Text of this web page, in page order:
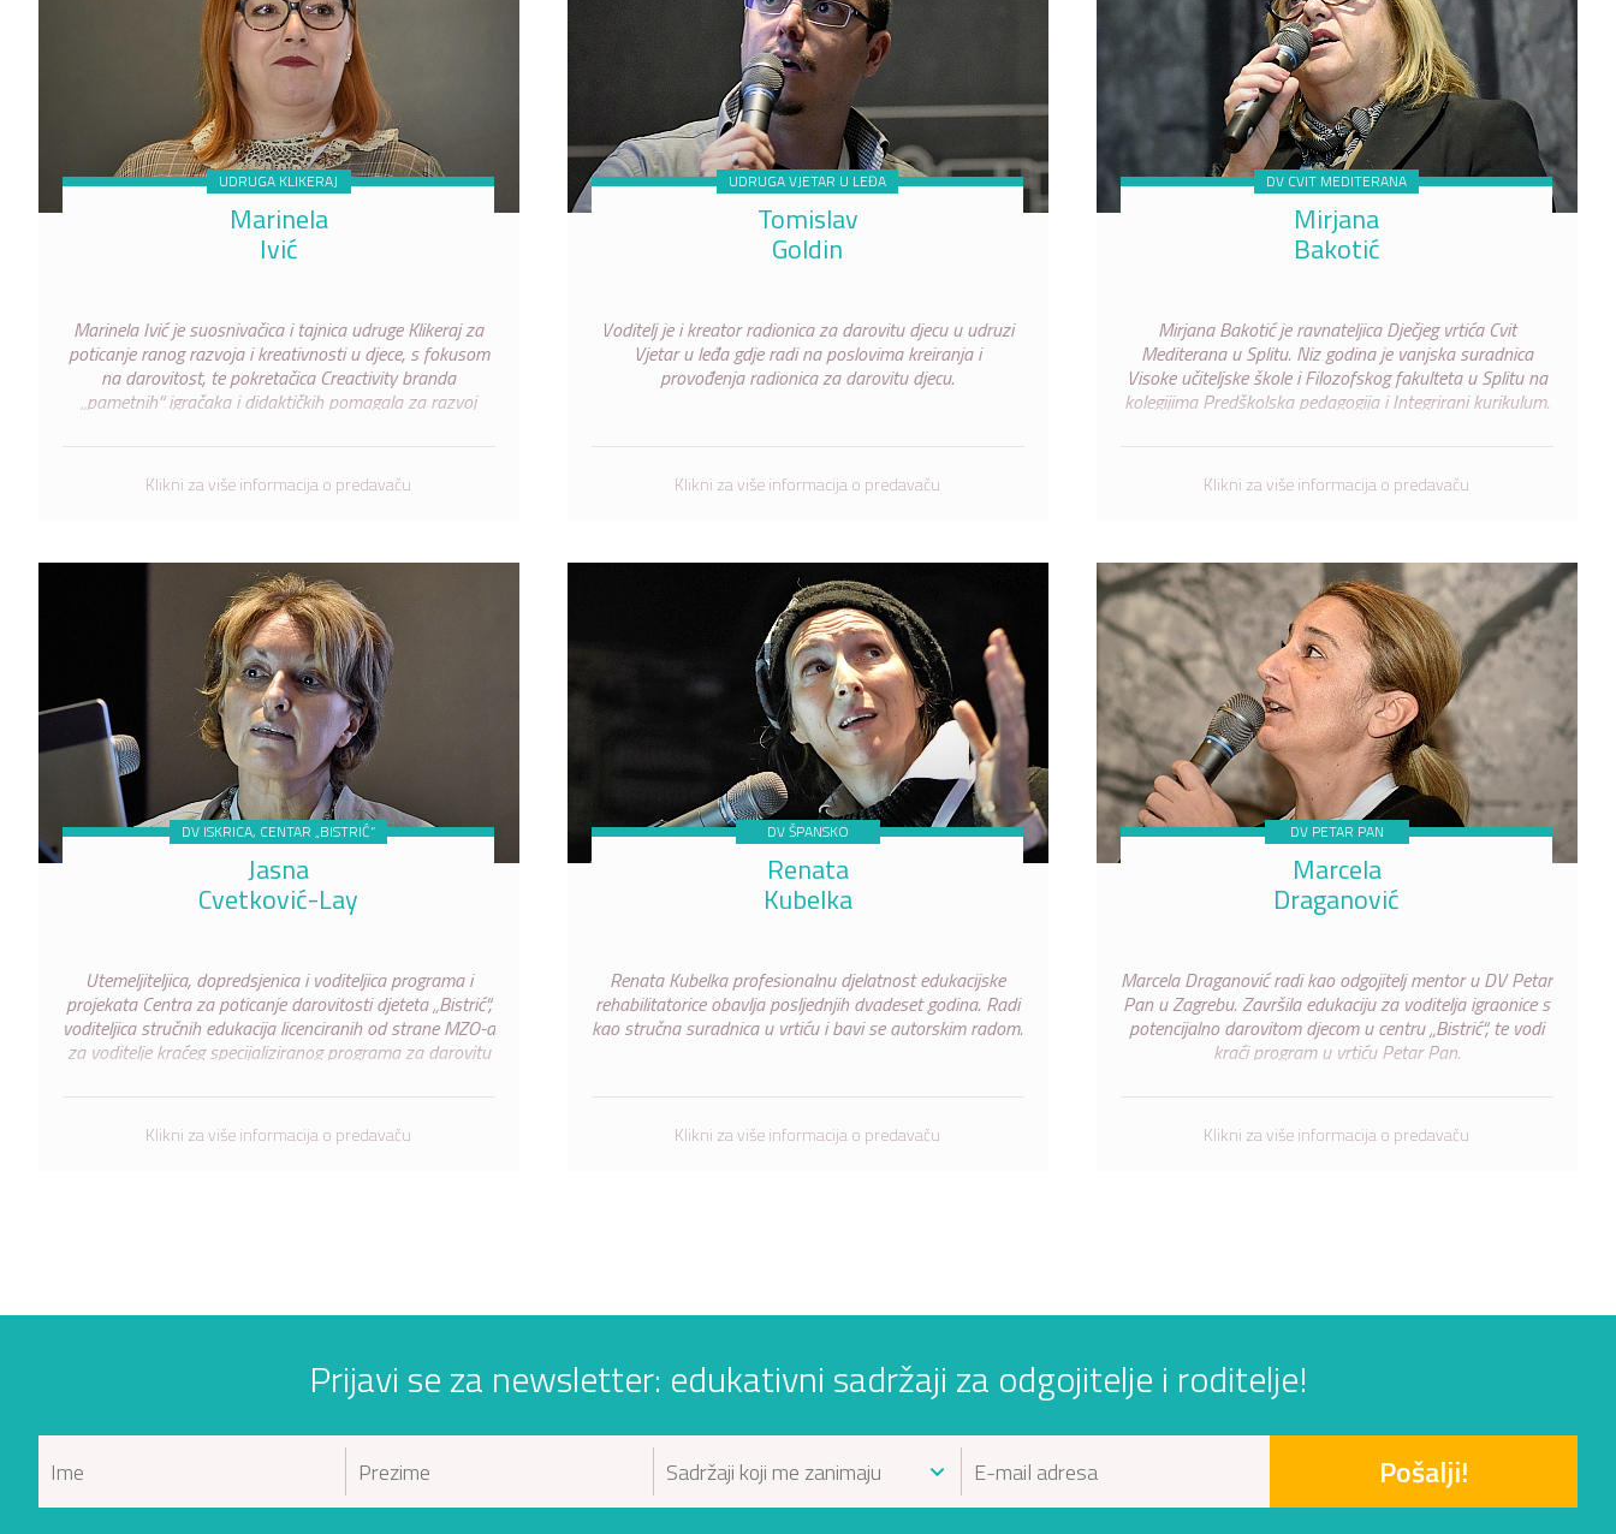
UDRUGA KLIKERAJ
Marinela
Ivić
Marinela Ivić je suosnivačica i tajnica udruge Klikeraj za
poticanje ranog razvoja i kreativnosti u djece, s fokusom
na darovitost, te pokretačica Creactivity branda
„pametnih“ igračaka i didaktičkih pomagala za razvoj
Klikni za više informacija o predavaču
UDRUGA VJETAR U LEĐA
Tomislav
Goldin
Voditelj je i kreator radionica za darovitu djecu u udruzi
Vjetar u leđa gdje radi na poslovima kreiranja i
provođenja radionica za darovitu djecu.
Klikni za više informacija o predavaču
DV CVIT MEDITERANA
Mirjana
Bakotić
Mirjana Bakotić je ravnateljica Dječjeg vrtića Cvit
Mediterana u Splitu. Niz godina je vanjska suradnica
Visoke učiteljske škole i Filozofskog fakulteta u Splitu na
kolegijima Predškolska pedagogija i Integrirani kurikulum.
Klikni za više informacija o predavaču
DV ISKRICA, CENTAR „BISTRIĆ“
Jasna
Cvetković-Lay
Utemeljiteljica, dopredsjenica i voditeljica programa i
projekata Centra za poticanje darovitosti djeteta „Bistrić“,
voditeljica stručnih edukacija licenciranih od strane MZO-a
za voditelje kraćeg specijaliziranog programa za darovitu
Klikni za više informacija o predavaču
DV ŠPANSKO
Renata
Kubelka
Renata Kubelka profesionalnu djelatnost edukacijske
rehabilitatorice obavlja posljednjih dvadeset godina. Radi
kao stručna suradnica u vrtiću i bavi se autorskim radom.
Klikni za više informacija o predavaču
DV PETAR PAN
Marcela
Draganović
Marcela Draganović radi kao odgojitelj mentor u DV Petar
Pan u Zagrebu. Završila edukaciju za voditelja igraonice s
potencijalno darovitom djecom u centru „Bistrić“, te vodi
kraći program u vrtiću Petar Pan.
Klikni za više informacija o predavaču
Prijavi se za newsletter: edukativni sadržaji za odgojitelje i roditelje!
Pošalji!